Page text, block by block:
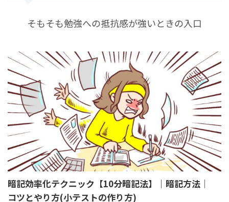
そもそも勉強への抵抗感が強いときの入口
暗記効率化テクニック【10分暗記法】｜暗記方法｜
コツとやり方(小テストの作り方)